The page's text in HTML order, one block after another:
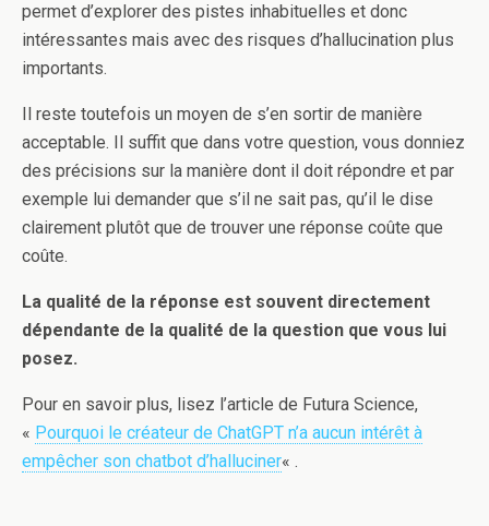
permet d’explorer des pistes inhabituelles et donc
intéressantes mais avec des risques d’hallucination plus
importants.
Il reste toutefois un moyen de s’en sortir de manière
acceptable. Il suffit que dans votre question, vous donniez
des précisions sur la manière dont il doit répondre et par
exemple lui demander que s’il ne sait pas, qu’il le dise
clairement plutôt que de trouver une réponse coûte que
coûte.
La qualité de la réponse est souvent directement
dépendante de la qualité de la question que vous lui
posez.
Pour en savoir plus, lisez l’article de Futura Science,
« Pourquoi le créateur de ChatGPT n’a aucun intérêt à
empêcher son chatbot d’halluciner« .